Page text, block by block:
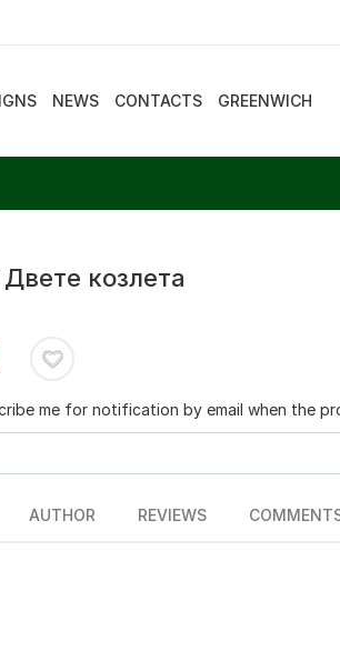
NEWS CONTACTS GREENWICH
козлета
me for notification by email when the
AUTHOR REVIEWS